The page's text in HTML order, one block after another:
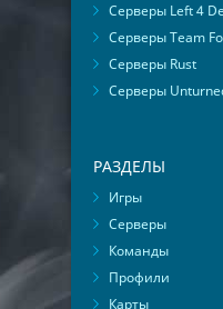
Серверы Left 4
Серверы Team
Серверы Rust
Серверы
РАЗДЕЛЫ
Игры
Серверы
Команды
Профили
Карты